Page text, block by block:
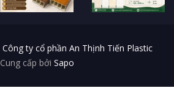
Công ty cổ phần An Thịnh Tiến Plastic
Cung cấp bởi Sapo